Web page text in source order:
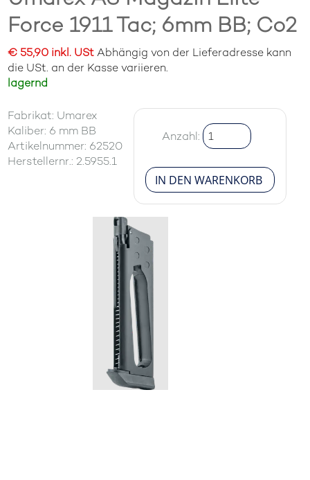
Force 1911 Tac; 6mm BB; Co2
€ 55,90 inkl. UStAbhängig von der Lieferadresse kann
die USt. an der Kasse variieren.
lagernd
Fabrikat: Umarex
Kaliber: 6 mm BB
Artikelnummer: 62520
Herstellernr.: 2.5955.1
Anzahl: